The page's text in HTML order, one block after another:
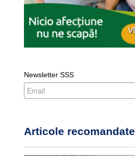
Newsletter SSS
Articole recomandate